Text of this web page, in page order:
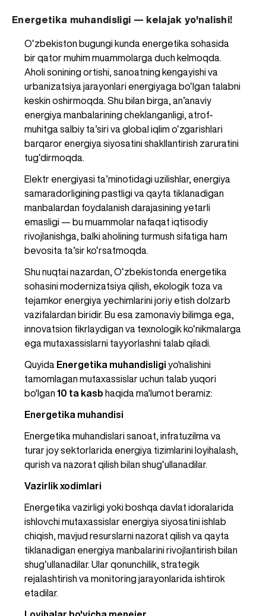
Energetika muhandisligi — kelajak yo'nalishi!
O‘zbekiston bugungi kunda energetika sohasida
bir qator muhim muammolarga duch kelmoqda.
Aholi sonining ortishi, sanoatning kengayishi va
urbanizatsiya jarayonlari energiyaga bo‘lgan talabni
keskin oshirmoqda. Shu bilan birga, an’anaviy
energiya manbalarining cheklanganligi, atrof-
muhitga salbiy ta’siri va global iqlim o‘zgarishlari
barqaror energiya siyosatini shakllantirish zaruratini
tug‘dirmoqda.
Elektr energiyasi ta’minotidagi uzilishlar, energiya
samaradorligining pastligi va qayta tiklanadigan
manbalardan foydalanish darajasining yetarli
emasligi — bu muammolar nafaqat iqtisodiy
rivojlanishga, balki aholining turmush sifatiga ham
bevosita ta’sir ko‘rsatmoqda.
Shu nuqtai nazardan, O‘zbekistonda energetika
sohasini modernizatsiya qilish, ekologik toza va
tejamkor energiya yechimlarini joriy etish dolzarb
vazifalardan biridir. Bu esa zamonaviy bilimga ega,
innovatsion fikrlaydigan va texnologik ko‘nikmalarga
ega mutaxassislarni tayyorlashni talab qiladi.
Quyida Energetika muhandisligi yo'nalishini
tamomlagan mutaxassislar uchun talab yuqori
bo'lgan 10 ta kasb haqida ma'lumot beramiz:
Energetika muhandisi
Energetika muhandislari sanoat, infratuzilma va
turar joy sektorlarida energiya tizimlarini loyihalash,
qurish va nazorat qilish bilan shug‘ullanadilar.
Vazirlik xodimlari
Energetika vazirligi yoki boshqa davlat idoralarida
ishlovchi mutaxassislar energiya siyosatini ishlab
chiqish, mavjud resurslarni nazorat qilish va qayta
tiklanadigan energiya manbalarini rivojlantirish bilan
shug‘ullanadilar. Ular qonunchilik, strategik
rejalashtirish va monitoring jarayonlarida ishtirok
etadilar.
Loyihalar bo'yicha menejer